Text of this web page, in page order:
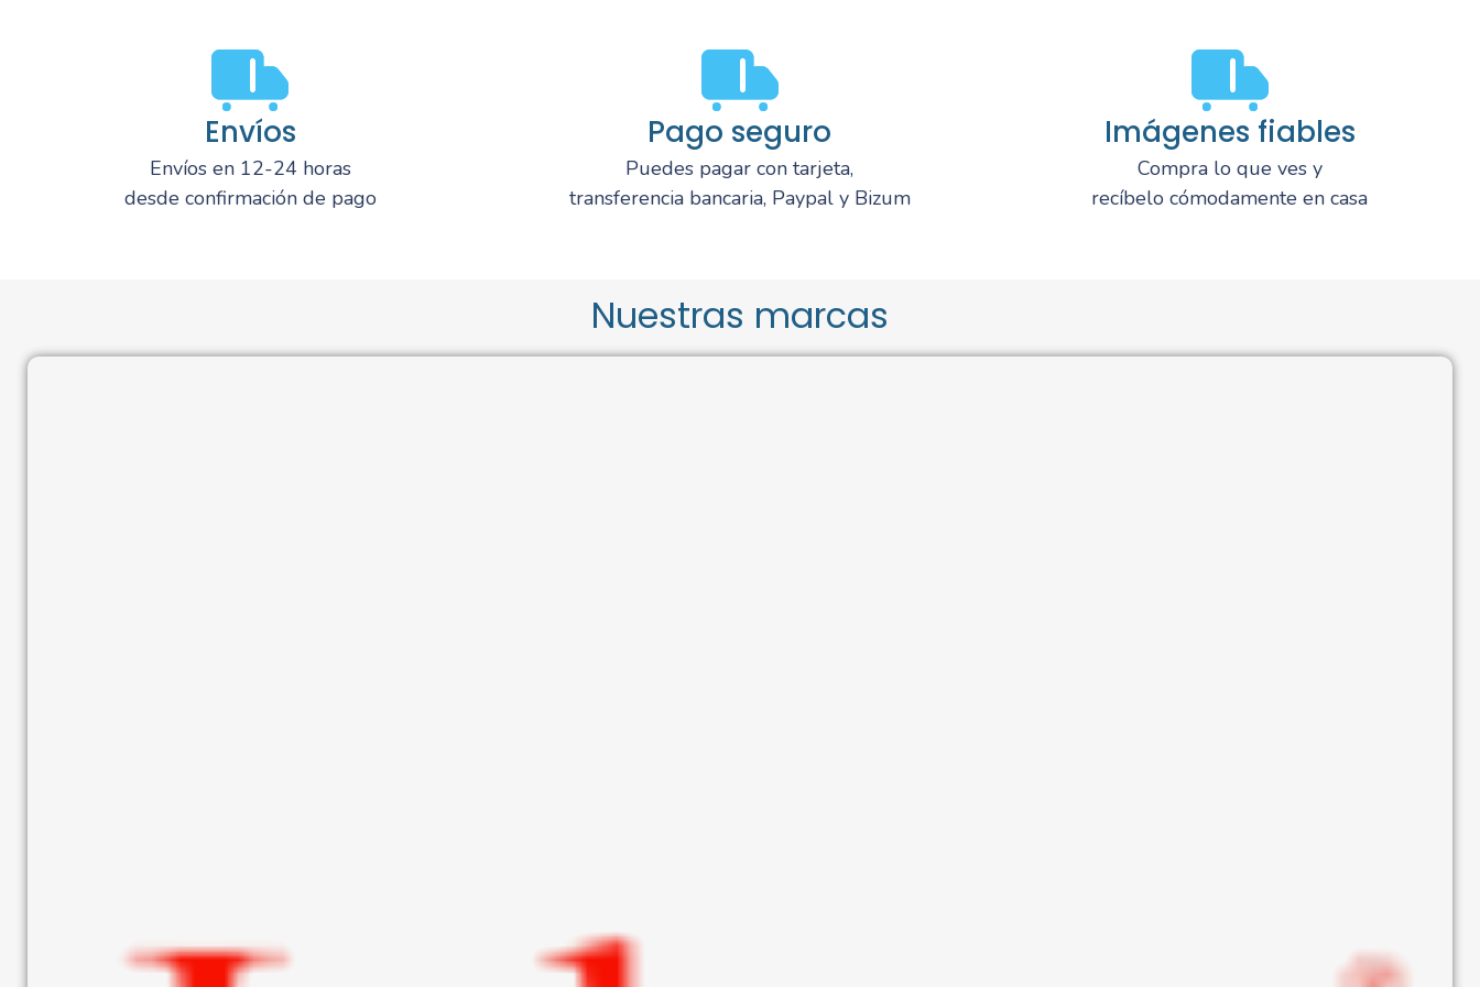
Envíos
Envíos en 12-24 horas
desde confirmación de pago
Pago seguro
Puedes pagar con tarjeta,
transferencia bancaria, Paypal y Bizum
Imágenes fiables
Compra lo que ves y
recíbelo cómodamente en casa
Nuestras marcas